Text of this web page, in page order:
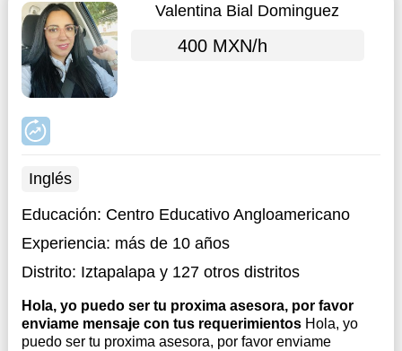
Valentina Bial Dominguez
400 MXN/h
Inglés
Educación: Centro Educativo Angloamericano
Experiencia: más de 10 años
Distrito: Iztapalapay 127 otros distritos
Hola, yo puedo ser tu proxima asesora, por favor
enviame mensaje con tus requerimientos Hola, yo
puedo ser tu proxima asesora, por favor enviame